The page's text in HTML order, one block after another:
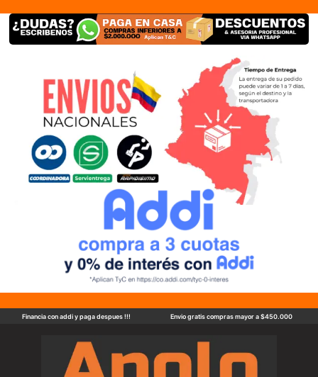
Financia con addi y paga despues !!! Envio gratis compras mayor a $450.000